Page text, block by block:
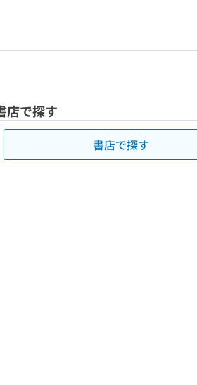
店で探す
書店で探す